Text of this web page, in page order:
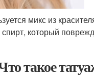
микс из
который
такое